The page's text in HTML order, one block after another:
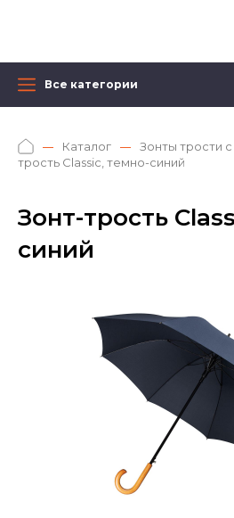
Все категории
Каталог Зонты трости
трость Classic, темно-синий
Зонт-трость
синий